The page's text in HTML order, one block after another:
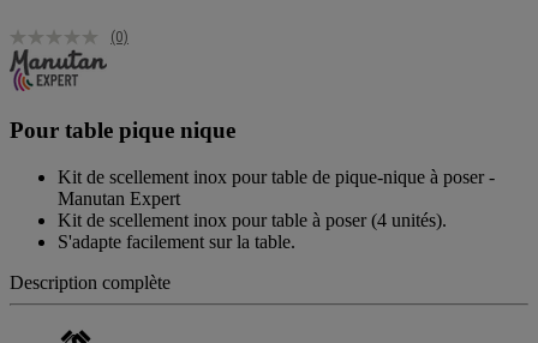
(0)
Pour table pique nique
Kit de scellement inox pour table de pique-nique à poser -
Manutan Expert
Kit de scellement inox pour table à poser (4 unités).
S'adapte facilement sur la table.
Description complète